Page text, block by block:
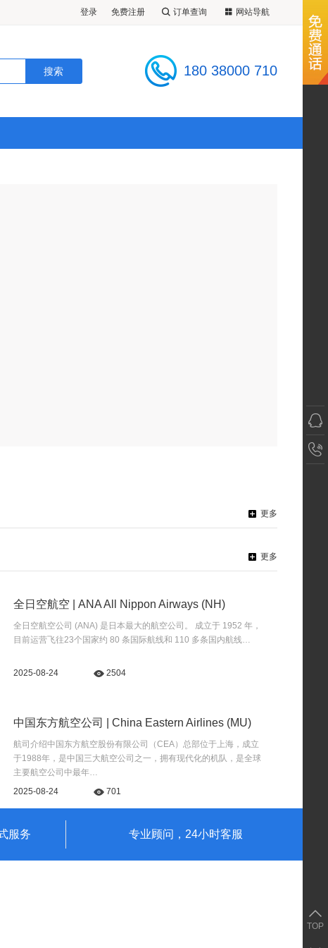
登录 免费注册 订单查询 网站导航
180 38000 710
更多
更多
全日空航空 | ANA All Nippon Airways (NH)
全日空航空公司 (ANA) 是日本最大的航空公司。 成立于 1952 年，
目前运营飞往23个国家约 80 条国际航线和 110 多条国内航线…
2025-08-24 2504
中国东方航空公司 | China Eastern Airlines (MU)
航司介绍中国东方航空股份有限公司（CEA）总部位于上海，成立
于1988年，是中国三大航空公司之一，拥有现代化的机队，是全球
主要航空公司中最年…
2025-08-24
701
服务 专业顾问，24小时客服
TOP